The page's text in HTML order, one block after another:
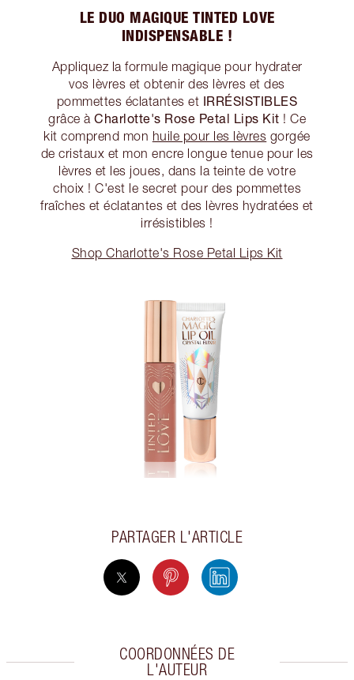
LE DUO MAGIQUE TINTED LOVE
INDISPENSABLE !
Appliquez la formule magique pour hydrater
vos lèvres et obtenir des lèvres et des
pommettes éclatantes et IRRÉSISTIBLES
grâce à Charlotte's Rose Petal Lips Kit ! Ce
kit comprend mon huile pour les lèvres gorgée
de cristaux et mon encre longue tenue pour les
lèvres et les joues, dans la teinte de votre
choix ! C'est le secret pour des pommettes
fraîches et éclatantes et des lèvres hydratées et
irrésistibles !
Shop Charlotte's Rose Petal Lips Kit
PARTAGER L'ARTICLE
COORDONNÉES DE
L'AUTEUR